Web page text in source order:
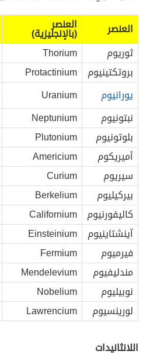
العنصر العنصر
(بالإنجليزية)
ثوريوم
Thorium
بروتكتينيوم
Protactinium
يورانيوم
Uranium
نبتونيوم
Neptunium
بلوتونيوم
Plutonium
أميريكوم
Americium
سيريوم
Curium
بيركيليوم
Berkelium
كاليفورنيوم Californium
آينشتاينيوم
Einsteinium
فيرميوم
Fermium
مندليفيوم
Mendelevium
نوبيليوم
Nobelium
لورينسيوم
Lawrencium
اللانثانيدات